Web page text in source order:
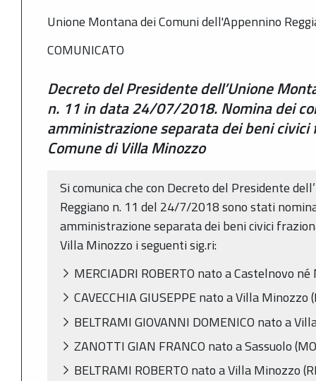
Unione Montana dei Comuni dell'Appennino
COMUNICATO
Decreto del Presidente dell’Unione
n. 11 in data 24/07/2018. Nomina dei
amministrazione separata dei beni civici
Comune di Villa Minozzo
Si comunica che con Decreto del Presidente
Reggiano n. 11 del 24/7/2018 sono stati
amministrazione separata dei beni civici
Villa Minozzo i seguenti sig.ri:
MERCIADRI ROBERTO nato a Castelnovo
CAVECCHIA GIUSEPPE nato a Villa
BELTRAMI GIOVANNI DOMENICO nato a
ZANOTTI GIAN FRANCO nato a Sassuolo
BELTRAMI ROBERTO nato a Villa Minozzo